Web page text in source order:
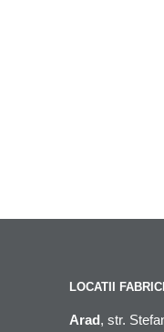
LOCATII FABRICI
Arad, str.